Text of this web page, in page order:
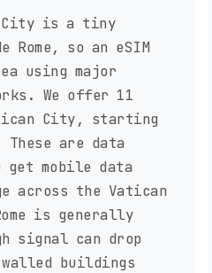
City is a tiny
Rome, so an eSIM
using major
We offer 11
City, starting
These are data
get mobile data
across the Vatican
is generally
signal can drop
buildings